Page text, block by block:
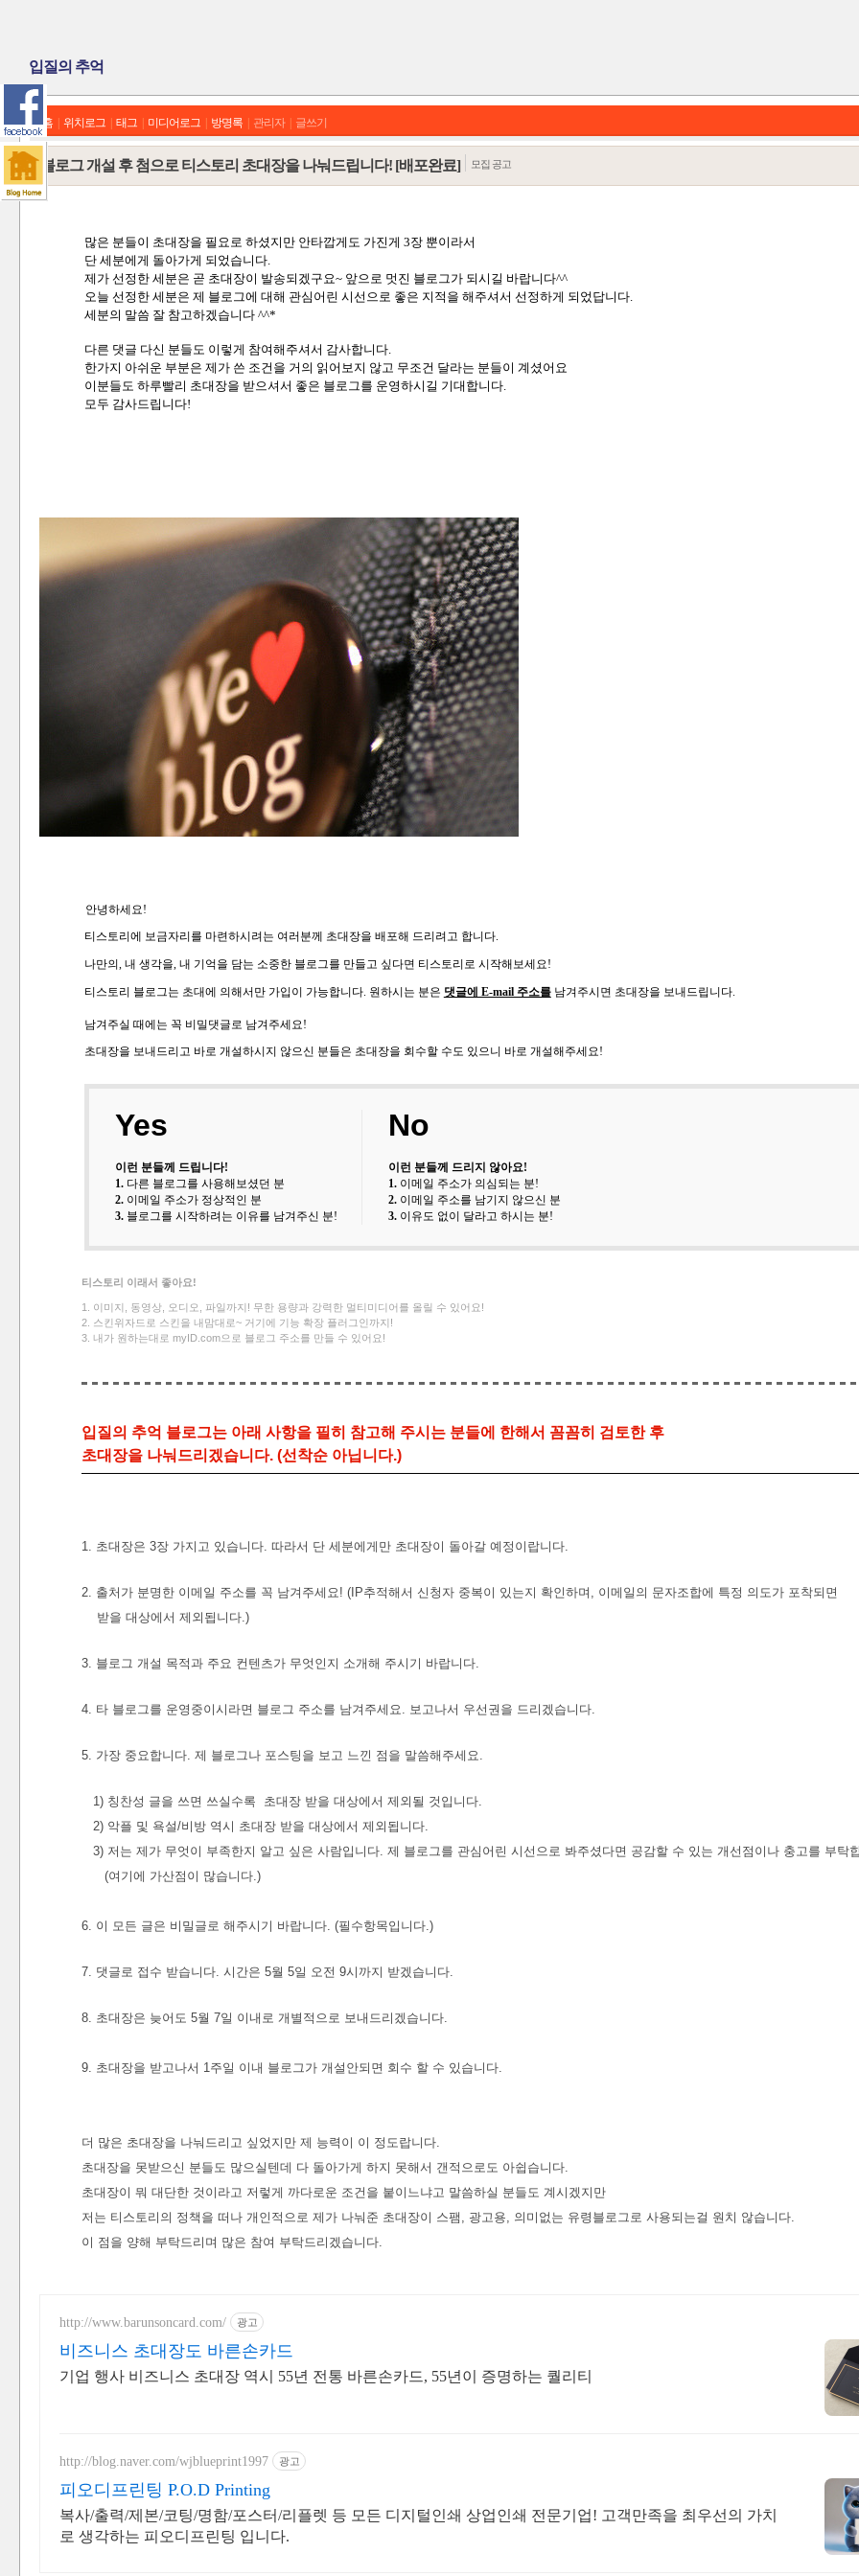
입질의 추억
홈 위치로그 태그 미디어로그 방명록 관리자 글쓰기
블로그 개설 후 첨으로 티스토리 초대장을 나눠드립니다! [배포완료] 모집 공고
많은 분들이 초대장을 필요로 하셨지만 안타깝게도 가진게 3장 뿐이라서
단 세분에게 돌아가게 되었습니다.
제가 선정한 세분은 곧 초대장이 발송되겠구요~ 앞으로 멋진 블로그가 되시길 바랍니다^^
오늘 선정한 세분은 제 블로그에 대해 관심어린 시선으로 좋은 지적을 해주셔서 선정하게 되었답니다.
세분의 말씀 잘 참고하겠습니다 ^^*
다른 댓글 다신 분들도 이렇게 참여해주셔서 감사합니다.
한가지 아쉬운 부분은 제가 쓴 조건을 거의 읽어보지 않고 무조건 달라는 분들이 계셨어요
이분들도 하루빨리 초대장을 받으셔서 좋은 블로그를 운영하시길 기대합니다.
모두 감사드립니다!
안녕하세요!
티스토리에 보금자리를 마련하시려는 여러분께 초대장을 배포해 드리려고 합니다.
나만의, 내 생각을, 내 기억을 담는 소중한 블로그를 만들고 싶다면 티스토리로 시작해보세요!
티스토리 블로그는 초대에 의해서만 가입이 가능합니다. 원하시는 분은 댓글에 E-mail 주소를남겨주시면 초대장을 보내드립니다.
남겨주실 때에는 꼭 비밀댓글로 남겨주세요!
초대장을 보내드리고 바로 개설하시지 않으신 분들은 초대장을 회수할 수도 있으니 바로 개설해주세요!
Yes
이런 분들께 드립니다!
1.다른 블로그를 사용해보셨던 분
2.이메일 주소가 정상적인 분
3.블로그를 시작하려는 이유를 남겨주신 분!
No
이런 분들께 드리지 않아요!
1.이메일 주소가 의심되는 분!
2.이메일 주소를 남기지 않으신 분
3.이유도 없이 달라고 하시는 분!
티스토리 이래서 좋아요!
1. 이미지, 동영상, 오디오, 파일까지! 무한 용량과 강력한 멀티미디어를 올릴 수 있어요!
2. 스킨위자드로 스킨을 내맘대로~ 거기에 기능 확장 플러그인까지!
3. 내가 원하는대로 myID.com으로 블로그 주소를 만들 수 있어요!
입질의 추억 블로그는 아래 사항을 필히 참고해 주시는 분들에 한해서 꼼꼼히 검토한 후
초대장을 나눠드리겠습니다. (선착순 아닙니다.)
1. 초대장은 3장 가지고 있습니다. 따라서 단 세분에게만 초대장이 돌아갈 예정이랍니다.
2. 출처가 분명한 이메일 주소를 꼭 남겨주세요! (IP추적해서 신청자 중복이 있는지 확인하며, 이메일의 문자조합에 특정 의도가 포착되면
받을 대상에서 제외됩니다.)
3. 블로그 개설 목적과 주요 컨텐츠가 무엇인지 소개해 주시기 바랍니다.
4. 타 블로그를 운영중이시라면 블로그 주소를 남겨주세요. 보고나서 우선권을 드리겠습니다.
5. 가장 중요합니다. 제 블로그나 포스팅을 보고 느낀 점을 말씀해주세요.
1) 칭찬성 글을 쓰면 쓰실수록 초대장 받을 대상에서 제외될 것입니다.
2) 악플 및 욕설/비방 역시 초대장 받을 대상에서 제외됩니다.
3) 저는 제가 무엇이 부족한지 알고 싶은 사람입니다. 제 블로그를 관심어린 시선으로 봐주셨다면 공감할 수 있는 개선점이나 충고를 부탁
(여기에 가산점이 많습니다.)
6. 이 모든 글은 비밀글로 해주시기 바랍니다. (필수항목입니다.)
7. 댓글로 접수 받습니다. 시간은 5월 5일 오전 9시까지 받겠습니다.
8. 초대장은 늦어도 5월 7일 이내로 개별적으로 보내드리겠습니다.
9. 초대장을 받고나서 1주일 이내 블로그가 개설안되면 회수 할 수 있습니다.
더 많은 초대장을 나눠드리고 싶었지만 제 능력이 이 정도랍니다.
초대장을 못받으신 분들도 많으실텐데 다 돌아가게 하지 못해서 갠적으로도 아쉽습니다.
초대장이 뭐 대단한 것이라고 저렇게 까다로운 조건을 붙이느냐고 말씀하실 분들도 계시겠지만
저는 티스토리의 정책을 떠나 개인적으로 제가 나눠준 초대장이 스팸, 광고용, 의미없는 유령블로그로 사용되는걸 원치 않습니다.
이 점을 양해 부탁드리며 많은 참여 부탁드리겠습니다.
http://www.barunsoncard.com/ 광고
비즈니스 초대장도 바른손카드
기업 행사 비즈니스 초대장 역시 55년 전통 바른손카드, 55년이 증명하는 퀄리티
http://blog.naver.com/wjblueprint1997 광고
피오디프린팅 P.O.D Printing
복사/출력/제본/코팅/명함/포스터/리플렛 등 모든 디지털인쇄 상업인쇄 전문기업! 고객만족을 최우선의 가치
로 생각하는 피오디프린팅 입니다.